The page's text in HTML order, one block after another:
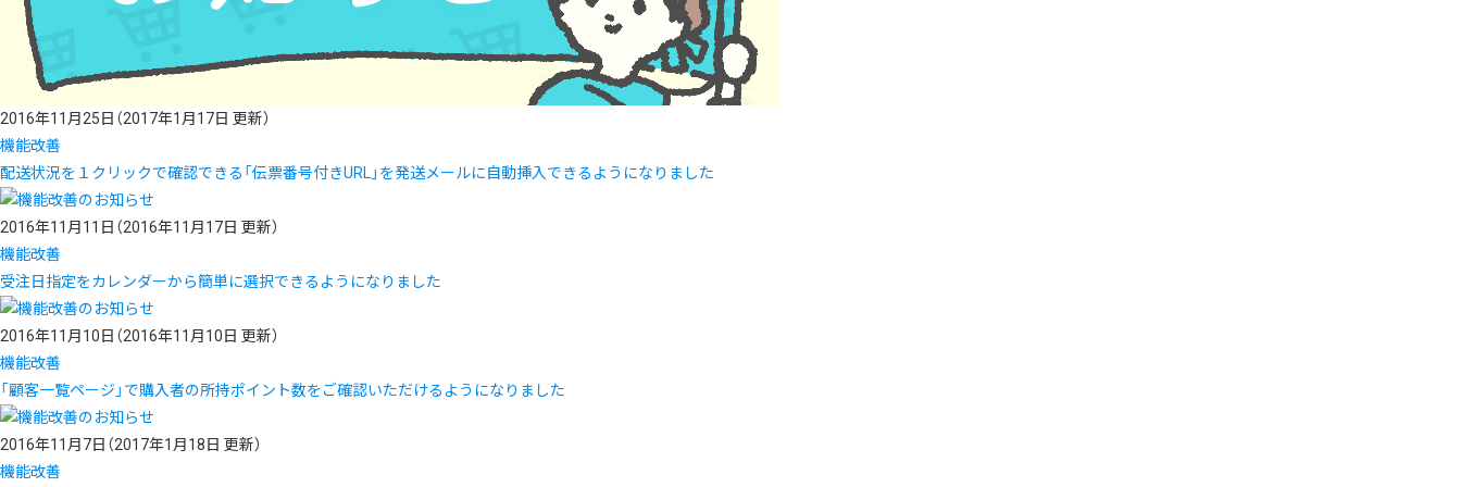
2016年11月25日 （2017年1月17日 更新）
機能改善
配送状況を１クリックで確認できる「伝票番号付きURL」を発送メールに自動挿入できるようになりました
2016年11月11日 （2016年11月17日 更新）
機能改善
受注日指定をカレンダーから簡単に選択できるようになりました
2016年11月10日 （2016年11月10日 更新）
機能改善
「顧客一覧ページ」で購入者の所持ポイント数をご確認いただけるようになりました
2016年11月7日 （2017年1月18日 更新）
機能改善